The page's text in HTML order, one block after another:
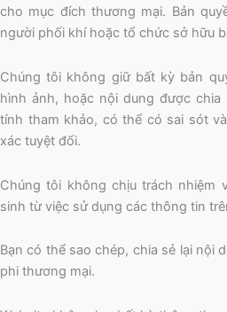
cho mục đích thương mại. Bản
người phối khí hoặc tổ chức sở hữu
Chúng tôi không giữ bất kỳ bản
hình ảnh, hoặc nội dung được
tính tham khảo, có thể có sai sót
xác tuyệt đối.
Chúng tôi không chịu trách nhiệm
sinh từ việc sử dụng các thông tin
Bạn có thể sao chép, chia sẻ lại nội
phi thương mại.